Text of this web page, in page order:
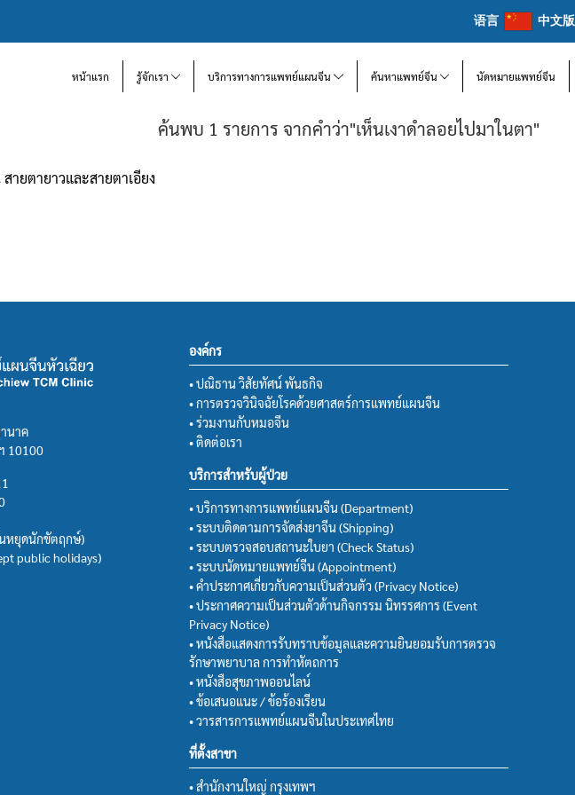
语言 中文版
หน้าแรก รู้จักเรา บริการทางการแพทย์แผนจีน ค้นหาแพทย์จีน นัดหมายแพทย์จีน
ค้นพบ 1 รายการ จากคำว่า"เห็นเงาดำลอยไปมาในตา"
ายตายาวและสายตาเอียง
นาค
10100
หยุดนักขัตฤกษ์)
public holidays)
องค์กร
• ปณิธาน วิสัยทัศน์ พันธกิจ
• การตรวจวินิจฉัยโรคด้วยศาสตร์การแพทย์แผนจีน
• ร่วมงานกับหมอจีน
• ติดต่อเรา
บริการสำหรับผู้ป่วย
• บริการทางการแพทย์แผนจีน (Department)
• ระบบติดตามการจัดส่งยาจีน (Shipping)
• ระบบตรวจสอบสถานะใบยา (Check Status)
• ระบบนัดหมายแพทย์จีน (Appointment)
• คำประกาศเกี่ยวกับความเป็นส่วนตัว (Privacy Notice)
• ประกาศความเป็นส่วนตัวด้านกิจกรรม นิทรรศการ (Event
Privacy Notice)
• หนังสือแสดงการรับทราบข้อมูลและความยินยอมรับการตรวจ
รักษาพยาบาล การทำหัตถการ
• หนังสือสุขภาพออนไลน์
• ข้อเสนอแนะ / ข้อร้องเรียน
• วารสารการแพทย์แผนจีนในประเทศไทย
ที่ตั้งสาขา
• สำนักงานใหญ่ กรุงเทพฯ